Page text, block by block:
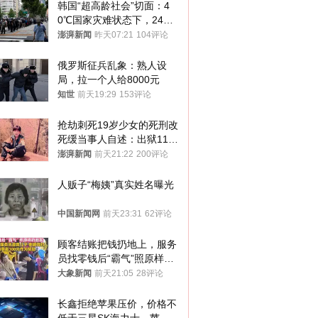
韩国“超高龄社会”切面：4
0℃国家灾难状态下，2400
名首尔老人还在巷子里收废
澎湃新闻 昨天07:21 104评论
俄罗斯征兵乱象：熟人设
局，拉一个人给8000元
知世 前天19:29 153评论
抢劫刺死19岁少女的死刑改
死缓当事人自述：出狱11年
间始终刻意躲避被害人家属
澎湃新闻 前天21:22 200评论
人贩子“梅姨”真实姓名曝光
中国新闻网 前天23:31 62评论
顾客结账把钱扔地上，服务
员找零钱后“霸气”照原样扔
回去
大象新闻 前天21:05 28评论
长鑫拒绝苹果压价，价格不